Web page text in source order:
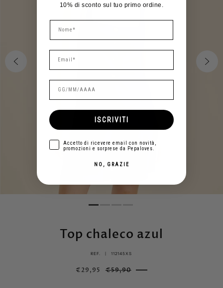
Top chaleco azul
REF. | 112145XS
€29,95 €59,90
10% di sconto sul tuo primo ordine.
ISCRIVITI
aceptarAccetto di ricevere email con novità,
promozioni e sorprese da Pepaloves.
NO, GRAZIE